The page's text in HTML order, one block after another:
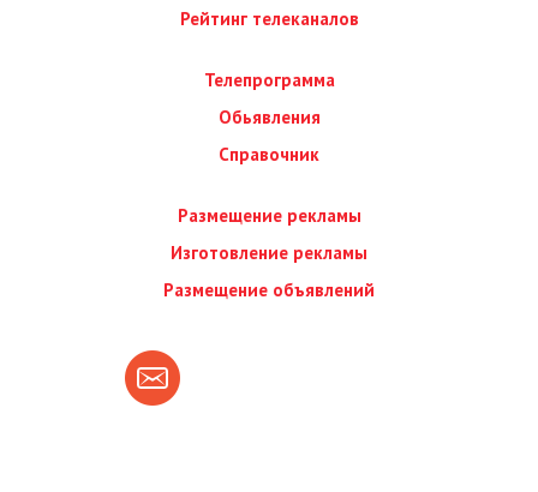
Рейтинг телеканалов
Телепрограмма
Обьявления
Справочник
Размещение рекламы
Изготовление рекламы
Размещение объявлений